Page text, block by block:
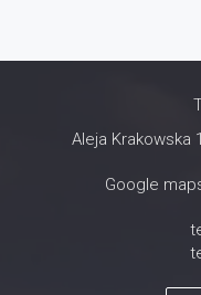
Aleja Krakowska
Google